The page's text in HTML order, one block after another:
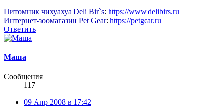
Питомник чихуахуа Deli Bir`s: https://www.delibirs.ru
Интернет-зоомагазин Pet Gear: https://petgear.ru
Ответить
Маша
Сообщения
117
09 Апр 2008 в 17:42